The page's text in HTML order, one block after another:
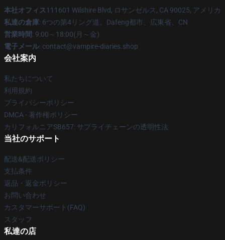
本社オフィス111601 Wilshire Blvd, ロサンゼルス, CA 90025, アメリカ
私達の倉庫: 6つの第4リング道、Dafeng都市、広東省、CN
営業時間: 9:00～18:00(月～金)
電子メール: contact@vampire-diaries.shop
会社案内
私たちについて
利用規約
プライバシーポリシー
DMCA - 著作権ポリシー
カリフォルニアSB657: サプライチェーンの透明性法
当社のサポート
配送&配送ポリシー
支払条件
返品・返金ポリシー
お問い合わせ
カスタマーサポート(FAQ)
スタッフ
私達の店